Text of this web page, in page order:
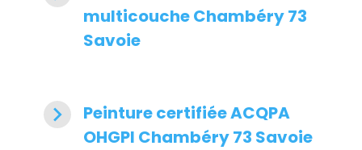
multicouche Chambéry 73
Savoie
navigate_next Peinture certifiée ACQPA
OHGPI Chambéry 73 Savoie